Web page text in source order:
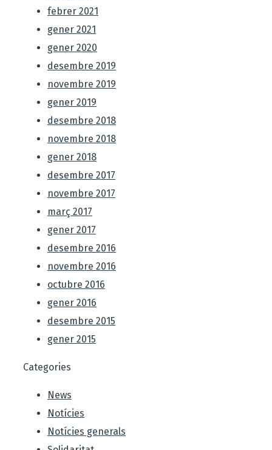
febrer 2021
gener 2021
gener 2020
desembre 2019
novembre 2019
gener 2019
desembre 2018
novembre 2018
gener 2018
desembre 2017
novembre 2017
març 2017
gener 2017
desembre 2016
novembre 2016
octubre 2016
gener 2016
desembre 2015
gener 2015
Categories
News
Notícies
Notícies generals